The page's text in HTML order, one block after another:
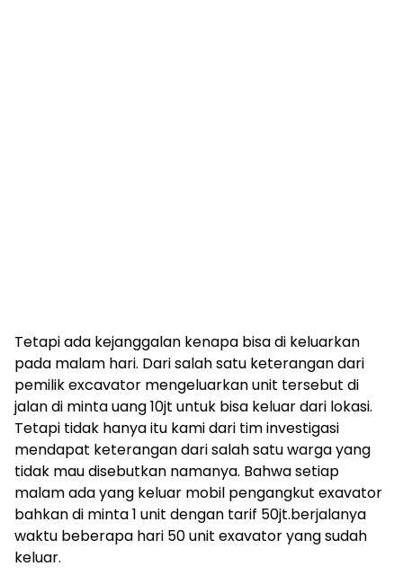
Tetapi ada kejanggalan kenapa bisa di keluarkan
pada malam hari. Dari salah satu keterangan dari
pemilik excavator mengeluarkan unit tersebut di
jalan di minta uang 10jt untuk bisa keluar dari lokasi.
Tetapi tidak hanya itu kami dari tim investigasi
mendapat keterangan dari salah satu warga yang
tidak mau disebutkan namanya. Bahwa setiap
malam ada yang keluar mobil pengangkut exavator
bahkan di minta 1 unit dengan tarif 50jt.berjalanya
waktu beberapa hari 50 unit exavator yang sudah
keluar.